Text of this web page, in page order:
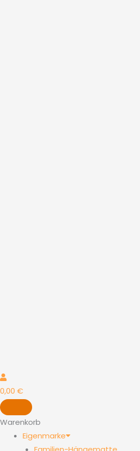
0,00 €
Warenkorb
Eigenmarke